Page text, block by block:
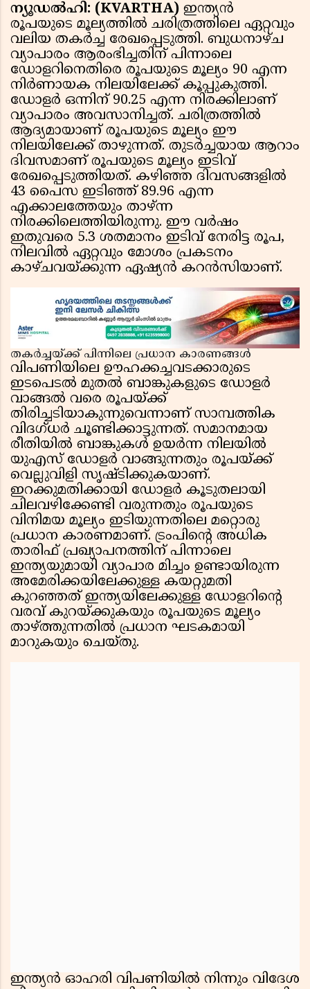
ന്യൂഡൽഹി: (KVARTHA) ഇന്ത്യൻ
രൂപയുടെ മൂല്യത്തിൽ ചരിത്രത്തിലെ ഏറ്റവും
വലിയ തകർച്ച രേഖപ്പെടുത്തി. ബുധനാഴ്ച
വ്യാപാരം ആരംഭിച്ചതിന് പിന്നാലെ
ഡോളറിനെതിരെ രൂപയുടെ മൂല്യം 90 എന്ന
നിർണായക നിലയിലേക്ക് കൂപ്പുകുത്തി.
ഡോളർ ഒന്നിന് 90.25 എന്ന നിരക്കിലാണ്
വ്യാപാരം അവസാനിച്ചത്. ചരിത്രത്തിൽ
ആദ്യമായാണ് രൂപയുടെ മൂല്യം ഈ
നിലയിലേക്ക് താഴുന്നത്. തുടർച്ചയായ ആറാം
ദിവസമാണ് രൂപയുടെ മൂല്യം ഇടിവ്
രേഖപ്പെടുത്തിയത്. കഴിഞ്ഞ ദിവസങ്ങളിൽ
43 പൈസ ഇടിഞ്ഞ് 89.96 എന്ന
എക്കാലത്തേയും താഴ്ന്ന
നിരക്കിലെത്തിയിരുന്നു. ഈ വർഷം
ഇതുവരെ 5.3 ശതമാനം ഇടിവ് നേരിട്ട രൂപ,
നിലവിൽ ഏറ്റവും മോശം പ്രകടനം
കാഴ്ചവയ്ക്കുന്ന ഏഷ്യൻ കറൻസിയാണ്.
തകർച്ചയ്ക്ക് പിന്നിലെ പ്രധാന കാരണങ്ങൾ
വിപണിയിലെ ഊഹക്കച്ചവടക്കാരുടെ
ഇടപെടൽ മുതൽ ബാങ്കുകളുടെ ഡോളർ
വാങ്ങൽ വരെ രൂപയ്ക്ക്
തിരിച്ചടിയാകുന്നുവെന്നാണ് സാമ്പത്തിക
വിദഗ്ധർ ചൂണ്ടിക്കാട്ടുന്നത്. സമാനമായ
രീതിയിൽ ബാങ്കുകൾ ഉയർന്ന നിലയിൽ
യുഎസ് ഡോളർ വാങ്ങുന്നതും രൂപയ്ക്ക്
വെല്ലുവിളി സൃഷ്ടിക്കുകയാണ്.
ഇറക്കുമതിക്കായി ഡോളർ കൂടുതലായി
ചിലവഴിക്കേണ്ടി വരുന്നതും രൂപയുടെ
വിനിമയ മൂല്യം ഇടിയുന്നതിലെ മറ്റൊരു
പ്രധാന കാരണമാണ്. ട്രംപിന്റെ അധിക
താരിഫ് പ്രഖ്യാപനത്തിന് പിന്നാലെ
ഇന്ത്യയുമായി വ്യാപാര മിച്ചം ഉണ്ടായിരുന്ന
അമേരിക്കയിലേക്കുള്ള കയറ്റുമതി
കുറഞ്ഞത് ഇന്ത്യയിലേക്കുള്ള ഡോളറിന്റെ
വരവ് കുറയ്ക്കുകയും രൂപയുടെ മൂല്യം
താഴ്ത്തുന്നതിൽ പ്രധാന ഘടകമായി
മാറുകയും ചെയ്തു.
ഇന്ത്യൻ ഓഹരി വിപണിയിൽ നിന്നും വിദേശ